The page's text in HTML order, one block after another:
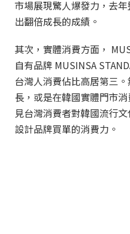
市場展現驚人爆發力，去
出翻倍成長的成績。
其次，實體消費方面，
自有品牌 MUSINSA
台灣人消費佔比高居第三
長，或是在韓國實體門市
見台灣消費者對韓國流行
設計品牌買單的消費力。